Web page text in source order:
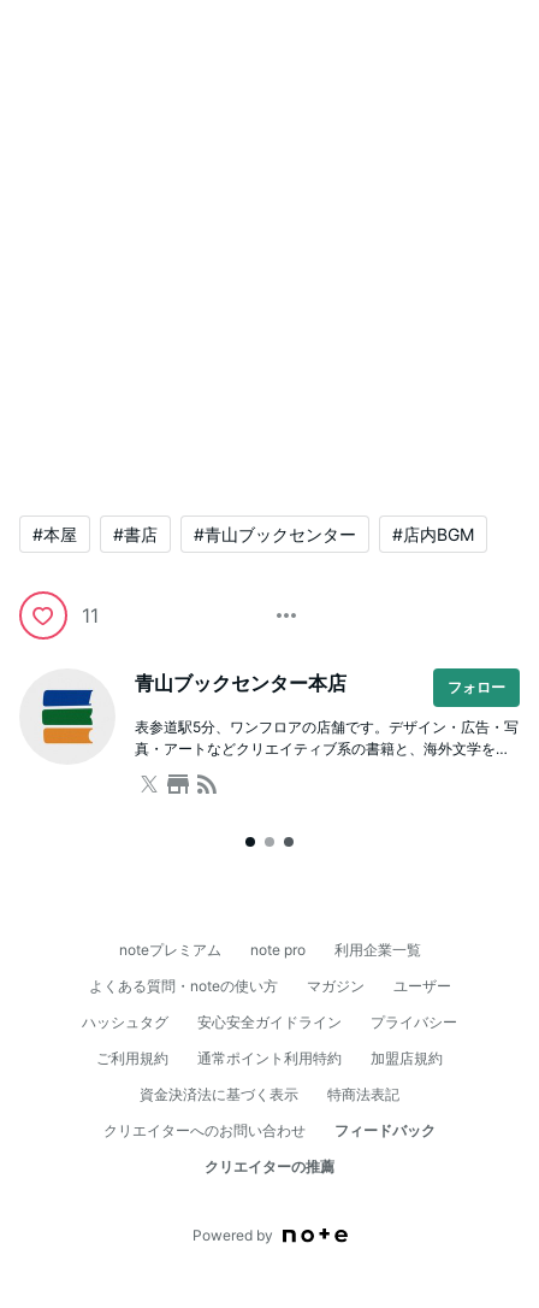
#本屋 #書店 #青山ブックセンター #店内BGM
11
青山ブックセンター本店 フォロー
表参道駅5分、ワンフロアの店舗です。デザイン・広告・写
真・アートなどクリエイティブ系の書籍と、海外文学をは
じめとした文芸や人文書が充実。本を通じた学び場として
のスクールも併設しており、著者を招いたイベントも開催
noteプレミアム note pro
利用企業一覧
よくある質問・noteの使い方
マガジン
ユーザー
ハッシュタグ
安心安全ガイドライン
プライバシー
ご利用規約
通常ポイント利用特約
加盟店規約
資⾦決済法に基づく表⽰
特商法表記
クリエイターへのお問い合わせ
フィードバック
クリエイターの推薦
Powered by